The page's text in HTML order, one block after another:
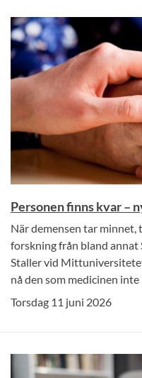
Personen finns kvar –
När demensen tar
forskning från bland
Staller vid
nå den som medicinen inte
Torsdag 11 juni 2026